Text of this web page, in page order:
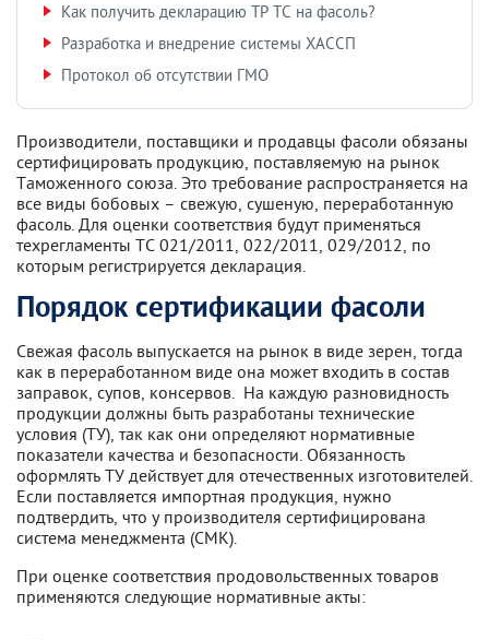
Как получить декларацию ТР ТС на фасоль?
Разработка и внедрение системы ХАССП
Протокол об отсутствии ГМО
Производители, поставщики и продавцы фасоли обязаны
сертифицировать продукцию, поставляемую на рынок
Таможенного союза. Это требование распространяется на
все виды бобовых – свежую, сушеную, переработанную
фасоль. Для оценки соответствия будут применяться
техрегламенты ТС 021/2011, 022/2011, 029/2012, по
которым регистрируется декларация.
Порядок сертификации фасоли
Свежая фасоль выпускается на рынок в виде зерен, тогда
как в переработанном виде она может входить в состав
заправок, супов, консервов. На каждую разновидность
продукции должны быть разработаны технические
условия (ТУ), так как они определяют нормативные
показатели качества и безопасности. Обязанность
оформлять ТУ действует для отечественных изготовителей.
Если поставляется импортная продукция, нужно
подтвердить, что у производителя сертифицирована
система менеджмента (СМК).
При оценке соответствия продовольственных товаров
применяются следующие нормативные акты: